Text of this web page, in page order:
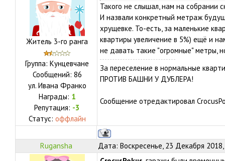
Житель 3-го ранга
Группа: Кунцевчане
Сообщений: 86
ул. Ивана Франко
Награды: 1
Репутация: -3
Статус: оффлайн
Такого не слышал, нам на собрании
И назвали конкретный метраж
хрущевке. То-есть, за маленькие
квартиры увеличение в 5%) ещё и
не давать такие "огромные" метры,
За переселение в нормальные
ПРОТИВ БАШНИ У ДУБЛЕРА!
Сообщение отредактировал
Rugansha Дата: Воскресенье, 23 Декабря